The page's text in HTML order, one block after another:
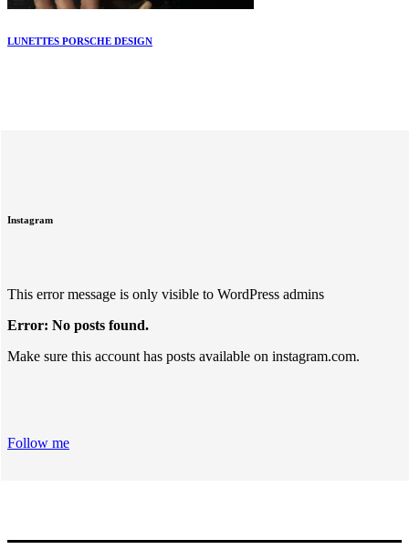
LUNETTES PORSCHE DESIGN
Instagram
This error message is only visible to WordPress admins
Error: No posts found.
Make sure this account has posts available on instagram.com.
Follow me